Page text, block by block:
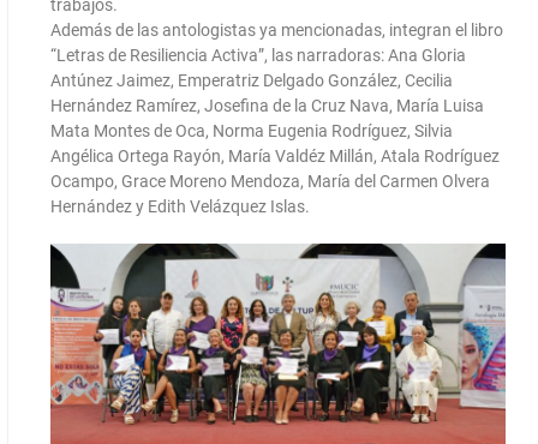
trabajos.
Además de las antologistas ya mencionadas, integran el libro
“Letras de Resiliencia Activa”, las narradoras: Ana Gloria
Antúnez Jaimez, Emperatriz Delgado González, Cecilia
Hernández Ramírez, Josefina de la Cruz Nava, María Luisa
Mata Montes de Oca, Norma Eugenia Rodríguez, Silvia
Angélica Ortega Rayón, María Valdéz Millán, Atala Rodríguez
Ocampo, Grace Moreno Mendoza, María del Carmen Olvera
Hernández y Edith Velázquez Islas.